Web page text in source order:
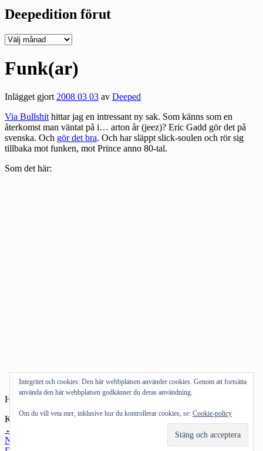
Deepedition förut
Deepedition
Funk(ar)
Inlägget gjort2008 03 03 av Deeped
Via Bullshithittar jag en intressant ny sak. Som känns som en
återkomst man väntat på i… arton år (jeez)? Eric Gadd gör det på
svenska. Och gör det bra. Och har släppt slick-soulen och rör sig
tillbaka mot funken, mot Prince anno 80-tal.
Som det här:
Hurra jag lever, pang pang du är död.
Kategorier: Musik
Inläggsnavigering
←
Nästa inlägg
Integritet och cookies: Den här webbplatsen använder cookies. Genom att fortsätta
använda den här webbplatsen godkänner du deras användning.
Om du vill veta mer, inklusive hur du kontrollerar cookies, se: Cookie-policy